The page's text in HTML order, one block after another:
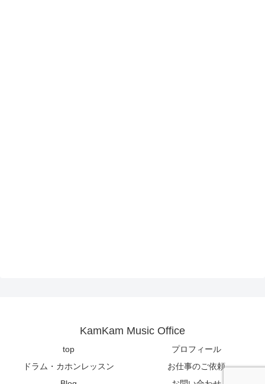
KamKam Music Office
top
プロフィール
ドラム・カホンレッスン
お仕事のご依頼